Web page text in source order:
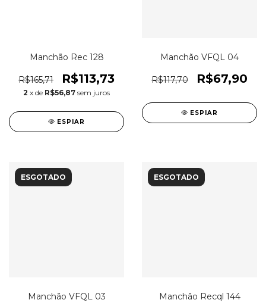
Manchão Rec 128
R$165,71 R$113,73
2 x de R$56,87 sem juros
ESPIAR
Manchão VFQL 04
R$117,70 R$67,90
ESPIAR
ESGOTADO
Manchão VFQL 03
ESGOTADO
Manchão Recql 144